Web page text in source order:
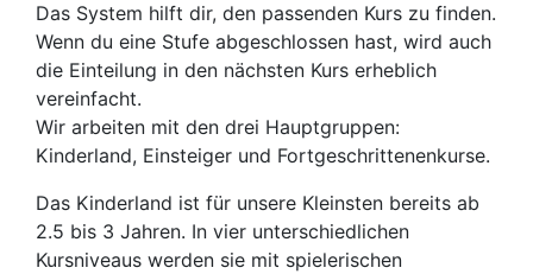
Das System hilft dir, den passenden Kurs zu finden.
Wenn du eine Stufe abgeschlossen hast, wird auch
die Einteilung in den nächsten Kurs erheblich
vereinfacht.
Wir arbeiten mit den drei Hauptgruppen:
Kinderland, Einsteiger und Fortgeschrittenenkurse.
Das Kinderland ist für unsere Kleinsten bereits ab
2.5 bis 3 Jahren. In vier unterschiedlichen
Kursniveaus werden sie mit spielerischen